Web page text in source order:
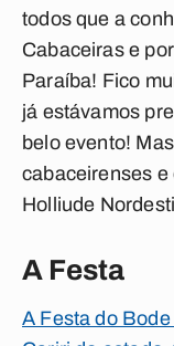
todos que a
Cabaceiras e
Paraíba! Fico
já estávamos
belo evento!
cabaceirenses e
Holliude
A Festa
A Festa do